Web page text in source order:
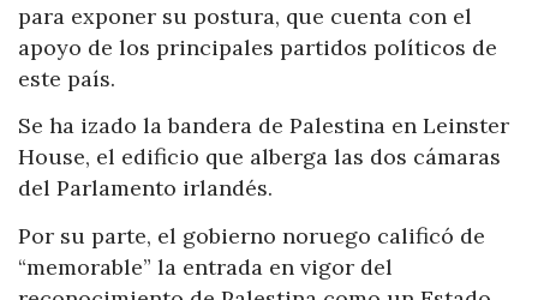
para exponer su postura, que cuenta con el
apoyo de los principales partidos políticos de
este país.
Se ha izado la bandera de Palestina en Leinster
House, el edificio que alberga las dos cámaras
del Parlamento irlandés.
Por su parte, el gobierno noruego calificó de
“memorable” la entrada en vigor del